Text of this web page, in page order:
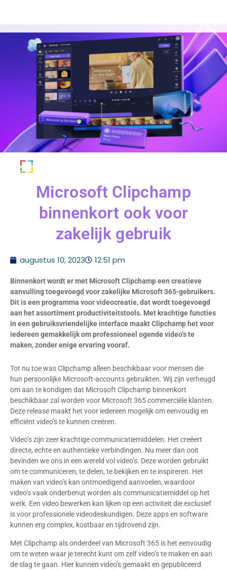
Microsoft Clipchamp
binnenkort ook voor
zakelijk gebruik
augustus 10, 2023 12:51 pm
Binnenkort wordt er met Microsoft Clipchamp een creatieve
aanvulling toegevoegd voor zakelijke Microsoft 365-gebruikers.
Dit is een programma voor videocreatie, dat wordt toegevoegd
aan het assortiment productiviteitstools. Met krachtige functies
in een gebruiksvriendelijke interface maakt Clipchamp het voor
iedereen gemakkelijk om professioneel ogende video’s te
maken, zonder enige ervaring vooraf.
Tot nu toe was Clipchamp alleen beschikbaar voor mensen die
hun persoonlijke Microsoft-accounts gebruikten. Wij zijn verheugd
om aan te kondigen dat Microsoft Clipchamp binnenkort
beschikbaar zal worden voor Microsoft 365 commerciële klanten.
Deze release maakt het voor iedereen mogelijk om eenvoudig en
efficiënt video’s te kunnen creëren.
Video’s zijn zeer krachtige communicatiemiddelen. Het creëert
directe, echte en authentieke verbindingen. Nu meer dan ooit
bevinden we ons in een wereld vol video’s. Deze worden gebruikt
om te communiceren, te delen, te bekijken en te inspireren. Het
maken van video’s kan ontmoedigend aanvoelen, waardoor
video’s vaak onderbenut worden als communicatiemiddel op het
werk. Een video bewerken kan lijken op een activiteit die exclusief
is voor professionele videodeskundigen. Deze apps en software
kunnen erg complex, kostbaar en tijdrovend zijn.
Met Clipchamp als onderdeel van Microsoft 365 is het eenvoudig
om te weten waar je terecht kunt om zelf video’s te maken en aan
de slag te gaan. Hier kunnen video’s gemaakt en gepubliceerd